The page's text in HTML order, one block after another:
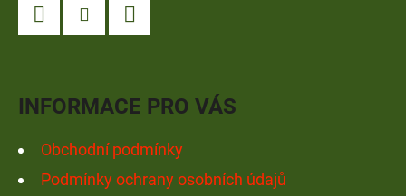
INFORMACE PRO VÁS
Obchodní podmínky
Podmínky ochrany osobních údajů